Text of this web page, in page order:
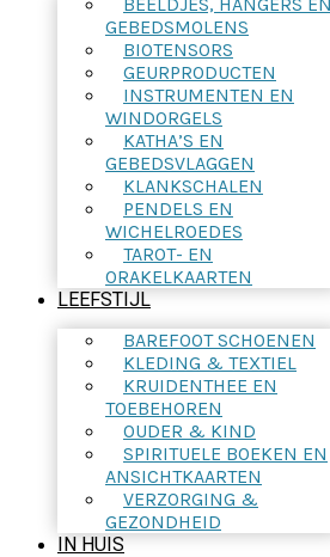
GEBEDSMOLENS
BIOTENSORS
GEURPRODUCTEN
INSTRUMENTEN EN
WINDORGELS
KATHA’S EN
GEBEDSVLAGGEN
KLANKSCHALEN
PENDELS EN
WICHELROEDES
TAROT- EN
ORAKELKAARTEN
LEEFSTIJL
BAREFOOT SCHOENEN
KLEDING & TEXTIEL
KRUIDENTHEE EN
TOEBEHOREN
OUDER & KIND
SPIRITUELE BOEKEN EN
ANSICHTKAARTEN
VERZORGING &
GEZONDHEID
IN HUIS